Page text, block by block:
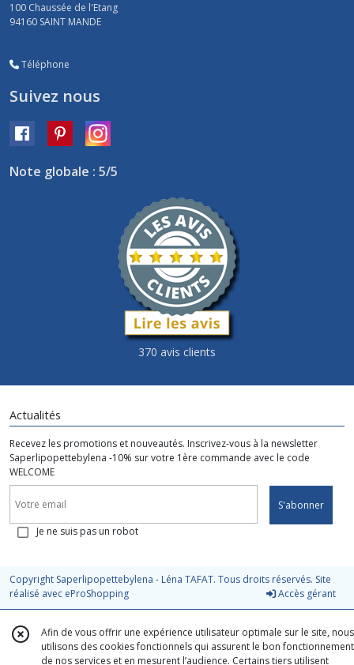
100 Chaussée de l'Etang
94160 SAINT MANDE
Téléphone
Suivez nous
Note globale : 5/5
370 avis clients
Actualités
Recevez les promotions et nouveautés. Inscrivez-vous à la newsletter
Saperlipopettebylena -10% sur votre 1ère commande avec le code
WELCOME
S'abonner
Je ne suis pas un robot
Copyright Saperlipopettebylena - Léna TAFAT. Tous droits réservés. Site
réalisé avec eProShopping Accès gérant
Afin de vous offrir une expérience utilisateur optimale sur le site, nous
utilisons des cookies fonctionnels qui assurent le bon fonctionnement
de nos services et en mesurent l’audience. Certains tiers utilisent